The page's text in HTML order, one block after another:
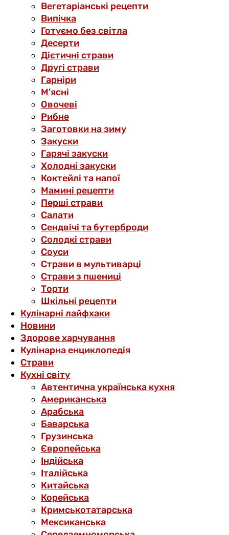
Вегетаріанські рецепти
Випічка
Готуємо без світла
Десерти
Дієтичні страви
Другі страви
Гарніри
М’ясні
Овочеві
Рибне
Заготовки на зиму
Закуски
Гарячі закуски
Холодні закуски
Коктейлі та напої
Мамині рецепти
Перші страви
Салати
Сендвічі та бутерброди
Солодкі страви
Соуси
Страви в мультиварці
Страви з пшениці
Торти
Шкільні рецепти
Кулінарні лайфхаки
Новини
Здорове харчування
Кулінарна енциклопедія
Страви
Кухні світу
Автентична українська кухня
Американська
Арабська
Баварська
Грузинська
Європейська
Індійська
Італійська
Китайська
Корейська
Кримськотатарська
Мексиканська